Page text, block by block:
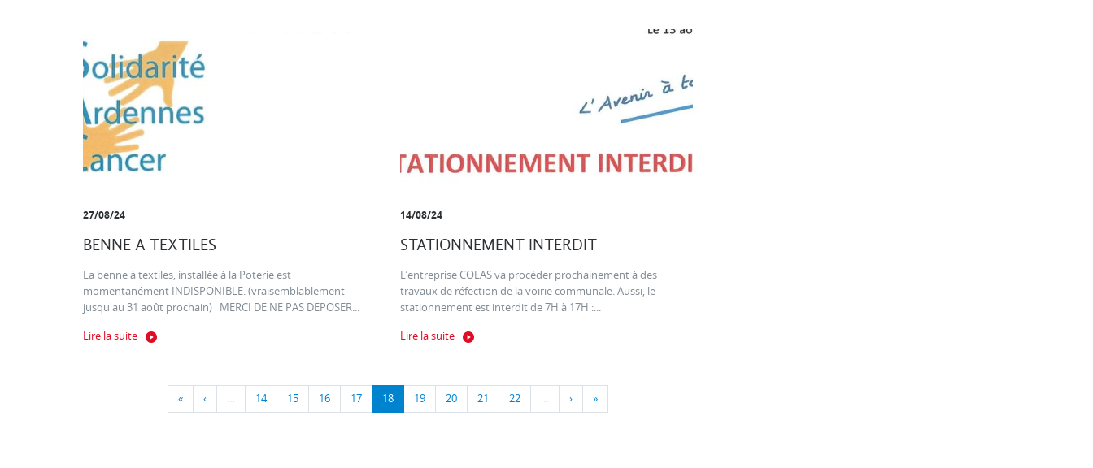
27/08/24
BENNE A TEXTILES
La benne à textiles, installée à la Poterie est
momentanément INDISPONIBLE. (vraisemblablement
jusqu'au 31 août prochain) MERCI DE NE PAS DEPOSER...
Lire la suite
14/08/24
STATIONNEMENT INTERDIT
L’entreprise COLAS va procéder prochainement à des
travaux de réfection de la voirie communale. Aussi, le
stationnement est interdit de 7H à 17H :...
Lire la suite
« ‹ … 14 15 16 17 18 19 20 21 22 … › »